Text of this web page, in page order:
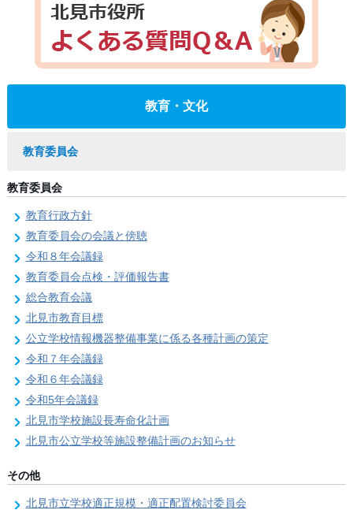
教育・文化
教育委員会
教育委員会
教育行政方針
教育委員会の会議と傍聴
令和８年会議録
教育委員会点検・評価報告書
総合教育会議
北見市教育目標
公立学校情報機器整備事業に係る各種計画の策定
令和７年会議録
令和６年会議録
令和5年会議録
北見市学校施設長寿命化計画
北見市公立学校等施設整備計画のお知らせ
その他
北見市立学校適正規模・適正配置検討委員会